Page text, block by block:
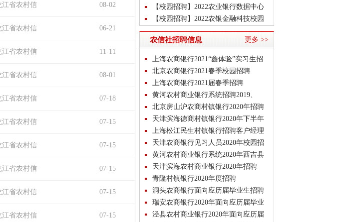
用社
江省农村信
用社
08-02
江省农村信
用社
06-21
江省农村信
用社
11-11
江省农村信
用社
08-01
江省农村信
用社
07-18
江省农村信
用社
07-15
江省农村信
用社
07-15
江省农村信
用社
07-15
江省农村信
用社
07-15
江省农村信 07-15
校招公告
【校园招聘】2022农业银行数据中心
校园招聘公告
【校园招聘】2022农银金融科技校园
招聘公告
【梦想靠岸】2022招商银行福州分行
校招公告
【梦想靠岸】2022招商银行潍坊分行
校园招聘公告
【校园招聘】2022农行研发中心校招
岗位汇总公告
【校园招聘】2022农业银行年度校招
岗位汇总公告！
农信社招聘信息 更多 >>
上海农商银行2021“鑫体验”实习生招
聘 北京农商银行2021春季校园招聘
上海农商银行2021届春季招聘
黄河农村商业银行系统招聘2019、
2020届毕业生
北京房山沪农商村镇银行2020年招聘
天津滨海德商村镇银行2020年下半年
招聘上海松江民生村镇银行招聘客户经理
实习生
天津农商银行见习人员2020年校园招
聘 黄河农村商业银行系统2020年西吉县
就业扶贫专项招聘
天津滨海农村商业银行2020年招聘
青隆村镇银行2020年度招聘
洞头农商银行面向应历届毕业生招聘
瑞安农商银行2020年面向应历届毕业
生春季招聘
泾县农村商业银行2020年面向应历届